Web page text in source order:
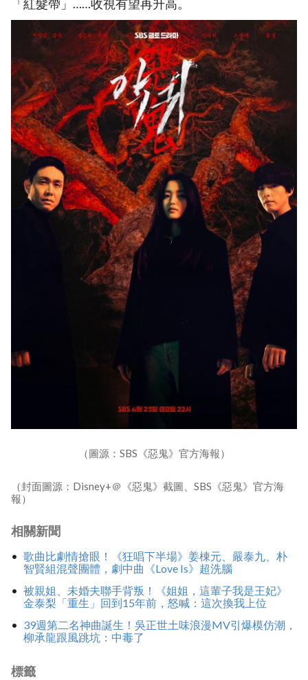
「紅髮帶」……收視有望再升高。
（圖源：SBS《惡鬼》官方海報）
（封面圖源：Disney+＠《惡鬼》截圖、SBS《惡鬼》官方海
報）
相關新聞
歌曲比劇情搶眼！《狂唱下半場》姜棟元、嚴泰九、朴
智賢組混聲團體，劇中曲《Love Is》超洗腦
被親姐、未婚夫聯手背叛！《姐姐，這輩子我是王妃》
金泰梨「重生」回到15年前，怒喊：這次換我上位
39週第二名神曲誕生！吳正世土味浪漫MV引爆模仿潮，
柳承龍跟風跳坑：中毒了
標籤